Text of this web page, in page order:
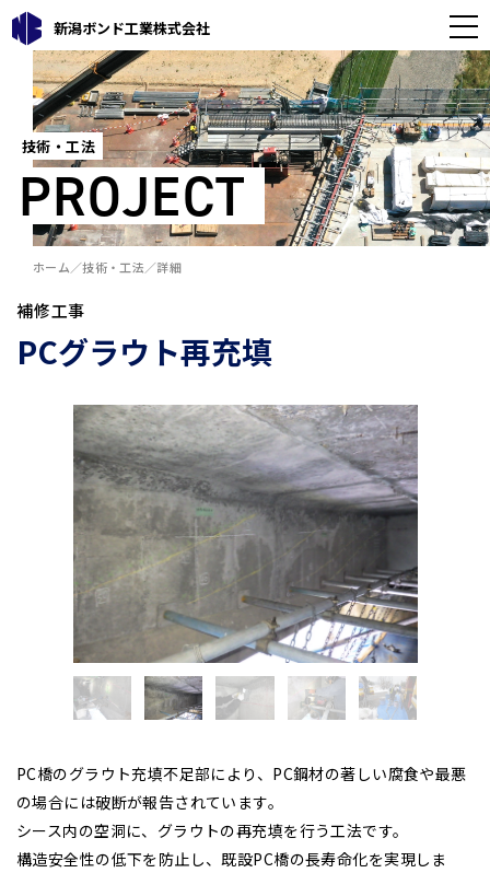
新潟ボンド工業株式会社
技術・工法
PROJECT
ホーム 技術・工法 詳細
補修工事
PCグラウト再充填
PC橋のグラウト充填不足部により、PC鋼材の著しい腐食や最悪
の場合には破断が報告されています。
シース内の空洞に、グラウトの再充填を行う工法です。
構造安全性の低下を防止し、既設PC橋の長寿命化を実現しま